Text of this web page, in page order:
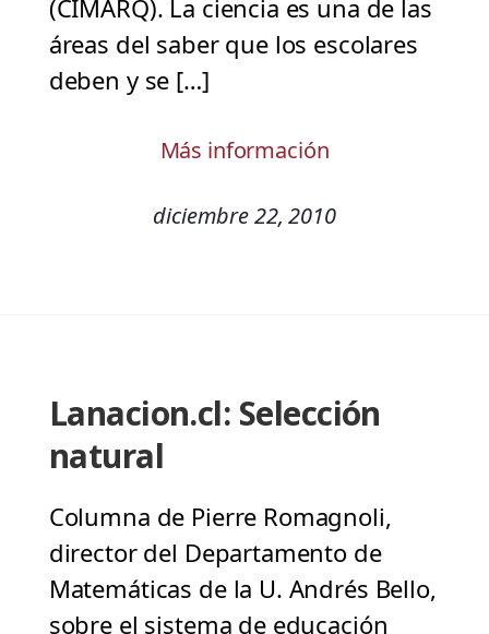
(CIMARQ). La ciencia es una de las
áreas del saber que los escolares
deben y se […]
Más información
diciembre 22, 2010
Lanacion.cl: Selección
natural
Columna de Pierre Romagnoli,
director del Departamento de
Matemáticas de la U. Andrés Bello,
sobre el sistema de educación